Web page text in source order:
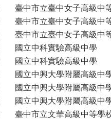
臺中市立臺中女子高級中
臺中市立臺中女子高級中
臺中市立臺中女子高級中
國立中科實驗高級中學
國立中科實驗高級中學
國立中興大學附屬高級中
國立中興大學附屬高級中
國立中興大學附屬高級中
臺中市立文華高級中等學